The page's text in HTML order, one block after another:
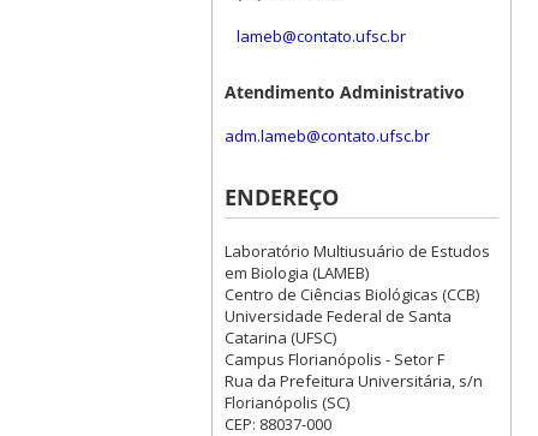
lameb@contato.ufsc.br
Atendimento Administrativo
adm.lameb@contato.ufsc.br
ENDEREÇO
Laboratório Multiusuário de Estudos
em Biologia (LAMEB)
Centro de Ciências Biológicas (CCB)
Universidade Federal de Santa
Catarina (UFSC)
Campus Florianópolis - Setor F
Rua da Prefeitura Universitária, s/n
Florianópolis (SC)
CEP: 88037-000